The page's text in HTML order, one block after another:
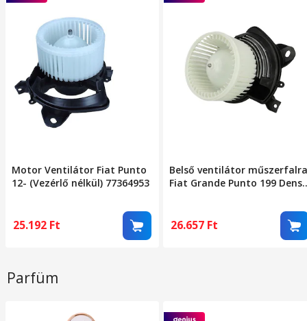
Motor Ventilátor Fiat Punto
12- (Vezérlő nélkül) 77364953
25.192 Ft
Belső ventilátor műszerfalra
Fiat Grande Punto 199
26.657 Ft
Parfüm